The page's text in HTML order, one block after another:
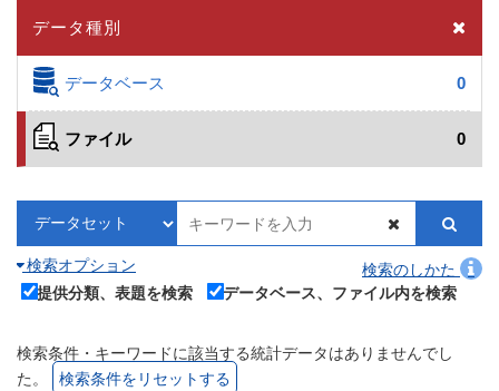
データ種別
データベース 0
ファイル 0
検索オプション
検索のしかた
提供分類、表題を検索
データベース、ファイル内を検索
検索条件・キーワードに該当する統計データはありませんでし
た。
検索条件をリセットする